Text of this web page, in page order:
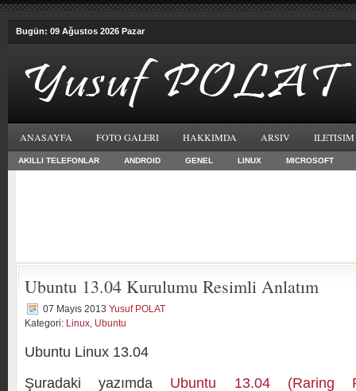
Bugün: 09 Ağustos 2026 Pazar
ANASAYFA FOTO GALERI HAKKIMDA ARSIV ILETISIM
AKILLI TELEFONLAR ANDROID GENEL LINUX MICROSOFT
Ubuntu 13.04 Kurulumu Resimli Anlatım
07 Mayıs 2013 Yusuf POLAT
Kategori: Linux, Ubuntu
Ubuntu Linux 13.04
Şuradaki yazımda Ubuntu 13.04 (Raring